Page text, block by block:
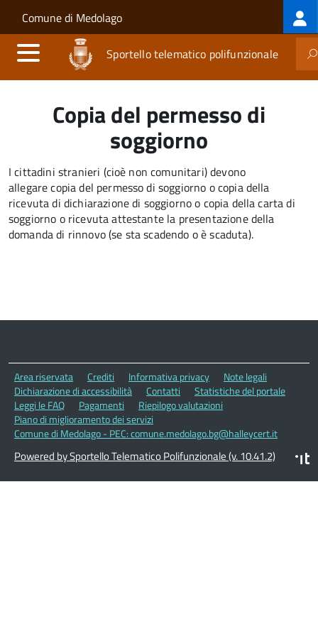
Salta al contenuto principale
Skip to site navigation
Comune di Medolago
Sportello telematico polifunzionale
Copia del permesso di
soggiorno
I cittadini stranieri (cioè non comunitari) devono
allegare copia del permesso di soggiorno o copia della
ricevuta di dichiarazione di soggiorno o copia della carta di
soggiorno o ricevuta attestante la presentazione della
domanda di rinnovo (se sta scadendo o è scaduta).
Area riservata Crediti Informativa privacy
Note legali
Dichiarazione di accessibilità
Contatti
Statistiche del portale
Leggi le FAQ
Pagamenti
Riepilogo valutazioni
Piano di miglioramento dei servizi
Comune di Medolago - PEC: comune.medolago.bg@halleycert.it
Powered by Sportello Telematico Polifunzionale (v. 10.41.2)